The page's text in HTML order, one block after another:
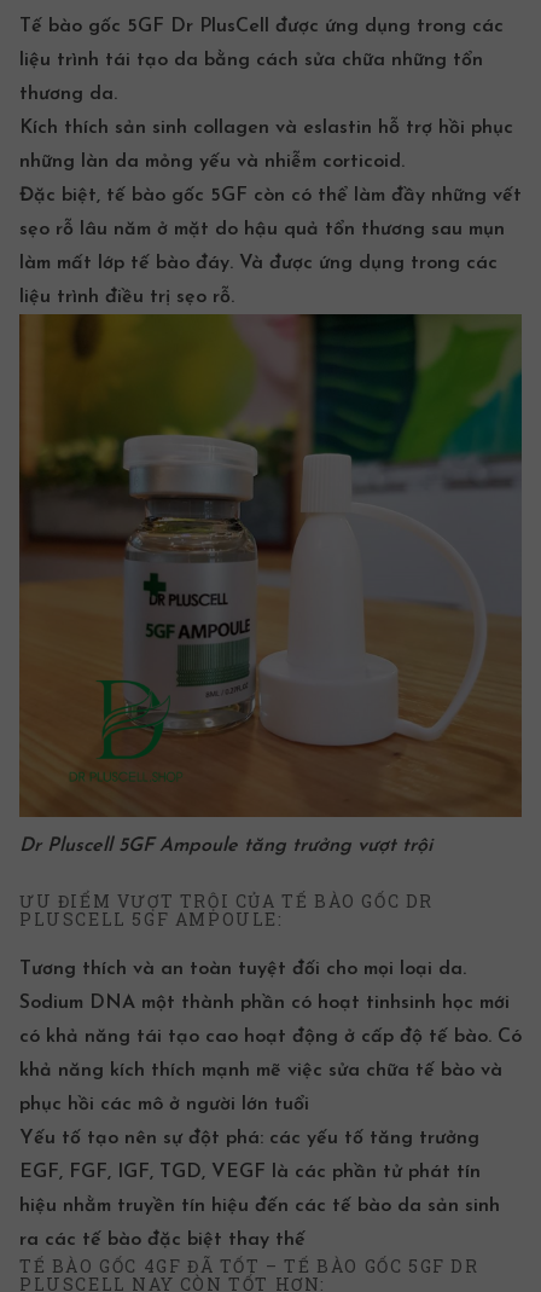
Tế bào gốc 5GF Dr PlusCell được ứng dụng trong các
liệu trình tái tạo da bằng cách sửa chữa những tổn
thương da.
Kích thích sản sinh collagen và eslastin hỗ trợ hồi phục
những làn da mỏng yếu và nhiễm corticoid.
Đặc biệt, tế bào gốc 5GF còn có thể làm đầy những vết
sẹo rỗ lâu năm ở mặt do hậu quả tổn thương sau mụn
làm mất lớp tế bào đáy. Và được ứng dụng trong các
liệu trình điều trị sẹo rỗ.
Dr Pluscell 5GF Ampoule tăng trưởng vượt trội
ƯU ĐIỂM VƯỢT TRỘI CỦA TẾ BÀO GỐC DR
PLUSCELL 5GF AMPOULE:
Tương thích và an toàn tuyệt đối cho mọi loại da.
Sodium DNA một thành phần có hoạt tinhsinh học mới
có khả năng tái tạo cao hoạt động ở cấp độ tế bào. Có
khả năng kích thích mạnh mẽ việc sửa chữa tế bào và
phục hồi các mô ở người lớn tuổi
Yếu tố tạo nên sự đột phá: các yếu tố tăng trưởng
EGF, FGF, IGF, TGD, VEGF là các phần tử phát tín
hiệu nhằm truyền tín hiệu đến các tế bào da sản sinh
ra các tế bào đặc biệt thay thế
TẾ BÀO GỐC 4GF ĐÃ TỐT – TẾ BÀO GỐC 5GF DR
PLUSCELL NAY CÒN TỐT HƠN: